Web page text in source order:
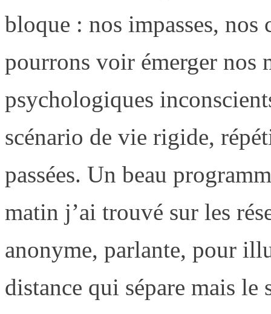
bloque : nos impasses,
pourrons voir émerger nos
psychologiques
scénario de vie rigide,
passées. Un beau
matin j’ai trouvé sur les
anonyme, parlante, pour
distance qui sépare mais le